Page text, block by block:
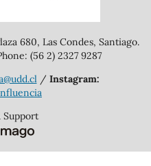
680, Las Condes, Santiago.
(56 2) 2327 9287
/ Instagram:
Support